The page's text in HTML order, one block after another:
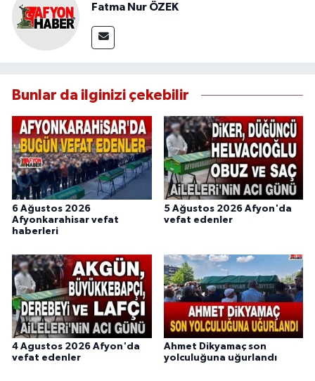
Fatma Nur ÖZEK
Bunlar da ilginizi çekebilir
6 Ağustos 2026
Afyonkarahisar vefat
haberleri
5 Ağustos 2026 Afyon'da
vefat edenler
4 Agustos 2026 Afyon'da
vefat edenler
Ahmet Dikyamaç son
yolculuğuna uğurlandı